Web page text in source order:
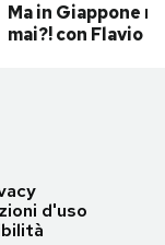
Ma in Giappone
mai?! con Flavio
d'uso